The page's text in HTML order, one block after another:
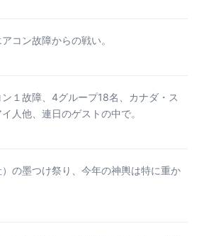
コン故障からの戦い。
１故障、4グループ18名、カナダ・ス
人他、連日のゲストの中で。
の墨つけ祭り、今年の神輿は特に重か